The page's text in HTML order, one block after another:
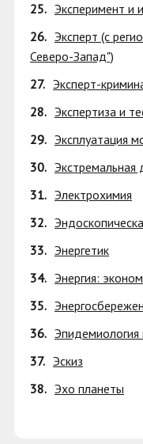
25. Эксперимент и
26. Эксперт (с
Северо-Запад")
27. Эксперт-
28. Экспертиза и
29. Эксплуатация
30. Экстремальная
31. Электрохимия
32.
33. Энергетик
34. Энергия:
35.
36.
37. Эскиз
38. Эхо планеты